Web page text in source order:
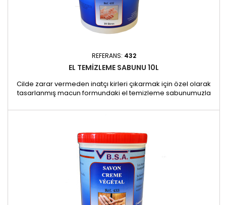
REFERANS: 432
EL TEMIZLEME SABUNU 10L
Cilde zarar vermeden inatçı kirleri çıkarmak için özel olarak
tasarlanmış macun formundaki el temizleme sabunumuzla
içermeyen bu sabun, içerdiği koruyucu ve yağlandırıcı